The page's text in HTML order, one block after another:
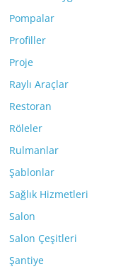
Pompalar
Profiller
Proje
Raylı Araçlar
Restoran
Röleler
Rulmanlar
Şablonlar
Sağlık Hizmetleri
Salon
Salon Çeşitleri
Şantiye